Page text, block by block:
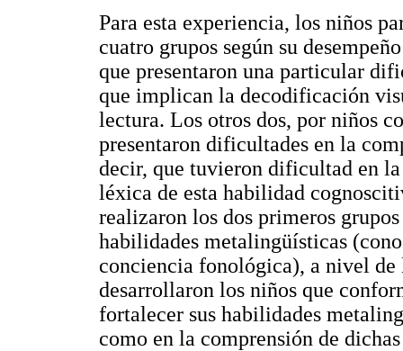
Para esta experiencia, los niños
cuatro grupos según su
que presentaron una particular
que implican la decodificación
lectura. Los otros dos, por niños
presentaron dificultades en la
decir, que tuvieron dificultad en
léxica de esta habilidad
realizaron los dos primeros
habilidades metalingüísticas
conciencia fonológica), a nivel de
desarrollaron los niños que
fortalecer sus habilidades
como en la comprensión de